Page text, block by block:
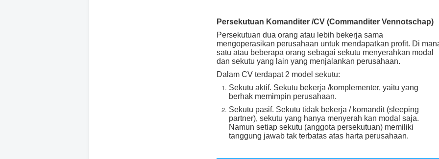
Persekutuan Komanditer /CV (Commanditer Vennotschap)
Persekutuan dua orang atau lebih bekerja sama
mengoperasikan perusahaan untuk mendapatkan profit. Di
satu atau beberapa orang sebagai sekutu menyerahkan modal
dan sekutu yang lain yang menjalankan perusahaan.
Dalam CV terdapat 2 model sekutu:
Sekutu aktif. Sekutu bekerja /komplementer, yaitu yang
berhak memimpin perusahaan.
Sekutu pasif. Sekutu tidak bekerja / komandit (sleeping
partner), sekutu yang hanya menyerah kan modal saja.
Namun setiap sekutu (anggota persekutuan) memiliki
tanggung jawab tak terbatas atas harta perusahaan.